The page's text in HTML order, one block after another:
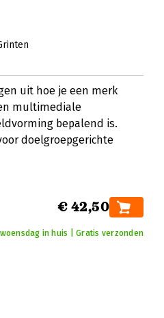
uit hoe je een merk
multimediale
bepalend is.
doelgroepgerichte
€ 42,50
in huis | Gratis verzonden